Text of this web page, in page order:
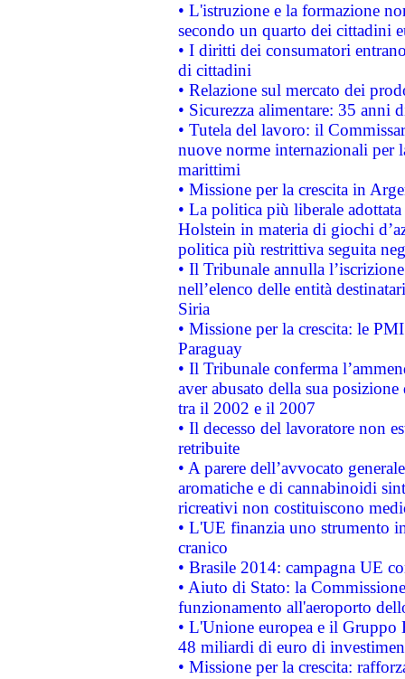
• L'istruzione e la formazione
secondo un quarto dei cittadini
• I diritti dei consumatori
di cittadini
• Relazione sul mercato dei
• Sicurezza alimentare: 35 anni
• Tutela del lavoro: il
nuove norme internazionali per
marittimi
• Missione per la crescita in
• La politica più liberale
Holstein in materia di giochi
politica più restrittiva seguita
• Il Tribunale annulla
nell’elenco delle entità
Siria
• Missione per la crescita: le
Paraguay
• Il Tribunale conferma
aver abusato della sua
tra il 2002 e il 2007
• Il decesso del lavoratore non
retribuite
• A parere dell’avvocato
aromatiche e di cannabinoidi
ricreativi non costituiscono
• L'UE finanzia uno strumento
cranico
• Brasile 2014: campagna UE
• Aiuto di Stato: la
funzionamento all'aeroporto
• L'Unione europea e il
48 miliardi di euro di
• Missione per la crescita: